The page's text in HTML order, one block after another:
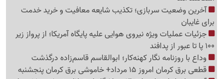
آخرین وضعیت سربازی؛ تکذیب شایعه معافیت و خرید خدمت
برای غایبان
جزئیات عملیات ویژه نیروی هوایی علیه پایگاه آمریکا؛ از پرواز زیر
100 پا تا عبور از پدافند
وداع با روزنامه نگار کهنه‌کار؛ ابوالقاسم قاسم‌زاده درگذشت
قطعی برق کرمان امروز 15 مرداد+ خاموشی برق کرمان پنجشنبه